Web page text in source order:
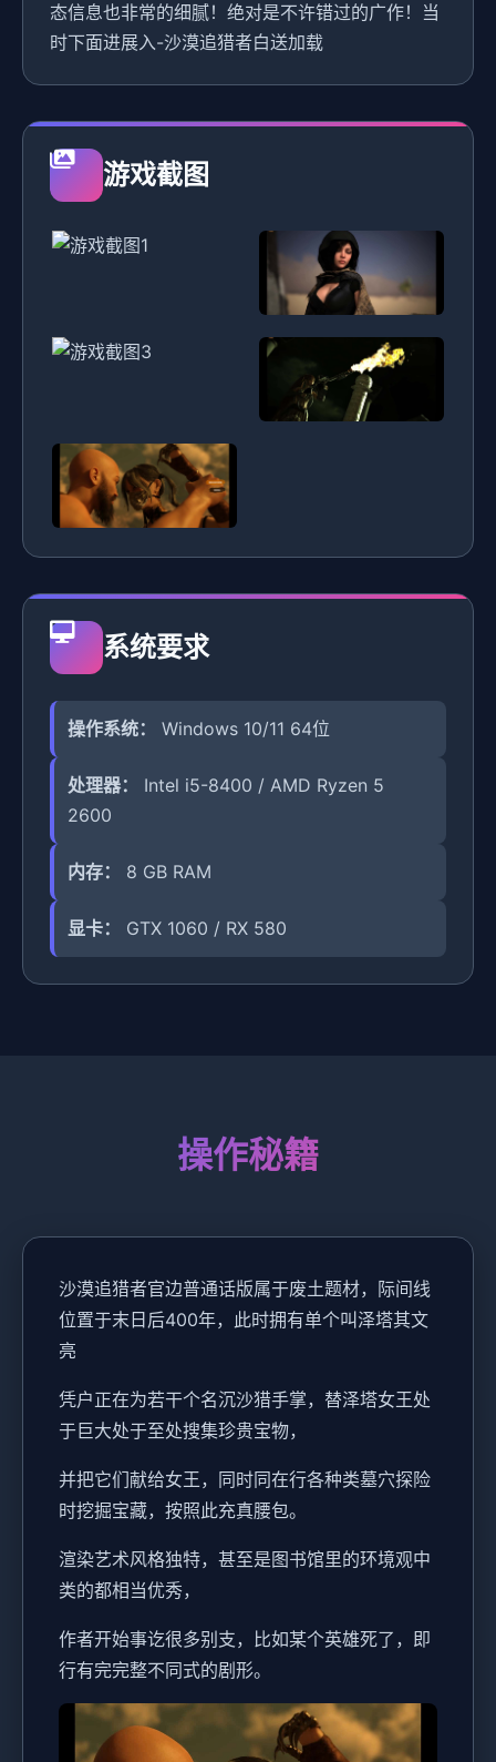
态信息也非常的细腻！绝对是不许错过的广作！当
时下面进展入-沙漠追猎者白送加载
游戏截图
系统要求
操作系统： Windows 10/11 64位
处理器：
Intel i5-8400 / AMD Ryzen 5
2600
内存： 8 GB RAM
显卡： GTX 1060 / RX 580
操作秘籍
沙漠追猎者官边普通话版属于废土题材，际间线
位置于末日后400年，此时拥有单个叫泽塔其文
亮
凭户正在为若干个名沉沙猎手掌，替泽塔女王处
于巨大处于至处搜集珍贵宝物，
并把它们献给女王，同时同在行各种类墓穴探险
时挖掘宝藏，按照此充真腰包。
渲染艺术风格独特，甚至是图书馆里的环境观中
类的都相当优秀，
作者开始事讫很多别支，比如某个英雄死了，即
行有完完整不同式的剧形。